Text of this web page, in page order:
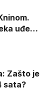
uđe,
Zašto je
sata?